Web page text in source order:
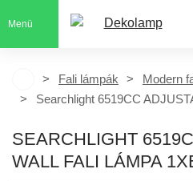
Menü
Fali lámpák
Modern
Searchlight 6519CC
SEARCHLIGHT
WALL FALI LÁMPA